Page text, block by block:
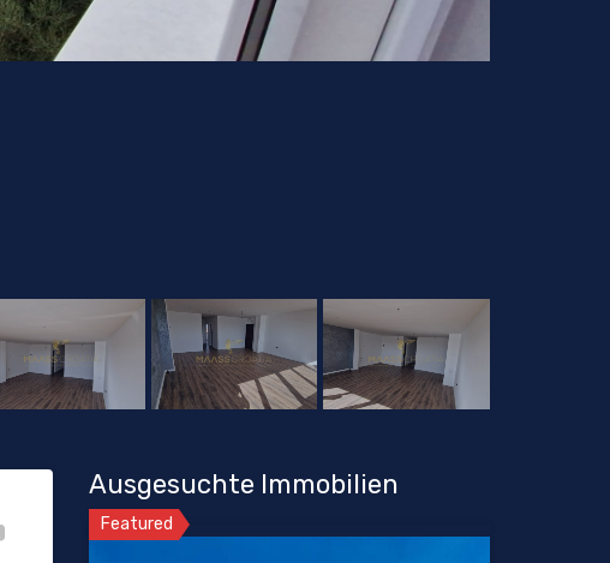
Ausgesuchte Immobilien
Featured